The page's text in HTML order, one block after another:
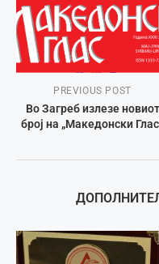
PREVIOUS POST
Во Загреб излезе новиот
број на „Македонски